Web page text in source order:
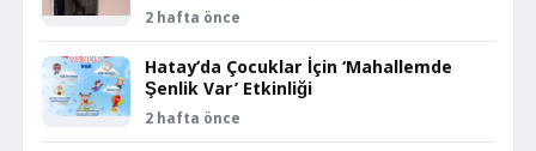
2 hafta önce
Hatay’da Çocuklar İçin ‘Mahallemde
Şenlik Var’ Etkinliği
2 hafta önce